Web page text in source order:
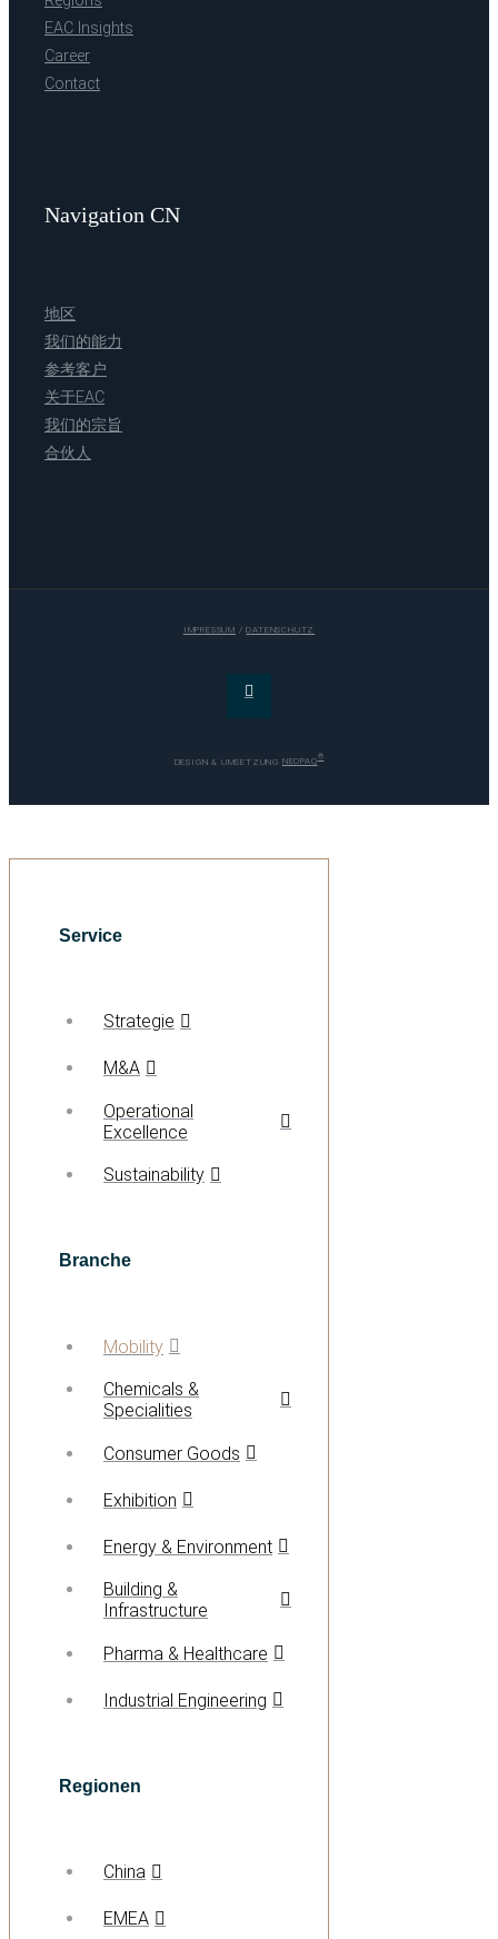
EAC Insights
Career
Contact
Navigation CN
地区
我们的能力
参考客户
关于EAC
我们的宗旨
合伙人
IMPRESSUM /DATENSCHUTZ
DESIGN & UMSETZUNG NEOPAQ®
Service
Strategie
M&A
Operational
Excellence
Sustainability
Branche
Mobility
Chemicals &
Specialities
Consumer Goods
Exhibition
Energy & Environment
Building &
Infrastructure
Pharma & Healthcare
Industrial Engineering
Regionen
China
EMEA